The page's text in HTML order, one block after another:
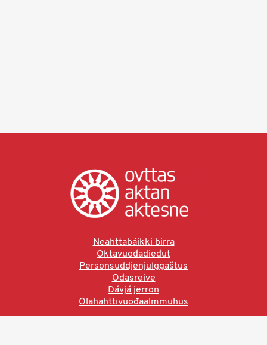
Neahttabáikki birra
Oktavuođadieđut
Personsuddjenjulggaštus
Ođasreive
Dávjá jerron
Olahahttivuođaalmmuhus